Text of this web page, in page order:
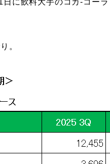
に飲料大手のコカ-コー
。